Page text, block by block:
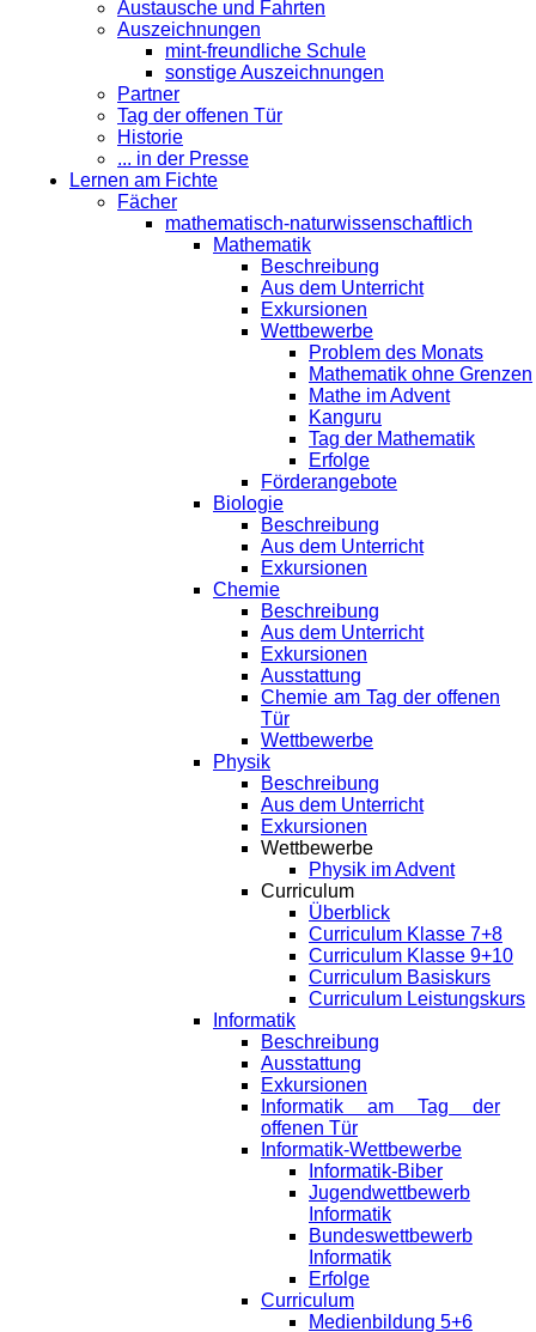
Austausche und Fahrten
Auszeichnungen
mint-freundliche Schule
sonstige Auszeichnungen
Partner
Tag der offenen Tür
Historie
... in der Presse
Lernen am Fichte
Fächer
mathematisch-naturwissenschaftlich
Mathematik
Beschreibung
Aus dem Unterricht
Exkursionen
Wettbewerbe
Problem des Monats
Mathematik ohne Grenzen
Mathe im Advent
Kanguru
Tag der Mathematik
Erfolge
Förderangebote
Biologie
Beschreibung
Aus dem Unterricht
Exkursionen
Chemie
Beschreibung
Aus dem Unterricht
Exkursionen
Ausstattung
Chemie am Tag der offenen
Tür
Wettbewerbe
Physik
Beschreibung
Aus dem Unterricht
Exkursionen
Wettbewerbe
Physik im Advent
Curriculum
Überblick
Curriculum Klasse 7+8
Curriculum Klasse 9+10
Curriculum Basiskurs
Curriculum Leistungskurs
Informatik
Beschreibung
Ausstattung
Exkursionen
Informatik am Tag der
offenen Tür
Informatik-Wettbewerbe
Informatik-Biber
Jugendwettbewerb
Informatik
Bundeswettbewerb
Informatik
Erfolge
Curriculum
Medienbildung 5+6